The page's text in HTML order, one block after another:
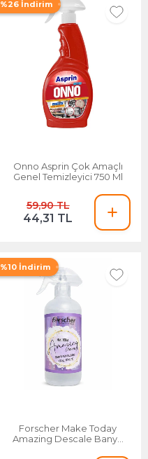
%26 İndirim
Onno Asprin Çok Amaçlı
Genel Temizleyici 750 Ml
59,90 TL
44,31 TL
%10 İndirim
Forscher Make Today
Amazing Descale Banyo